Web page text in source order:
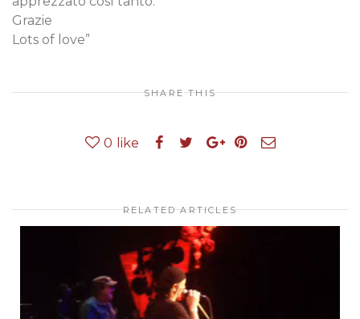
Grazie
Lots of love”
SHARE THIS
0 like
RELATED ARTICLES